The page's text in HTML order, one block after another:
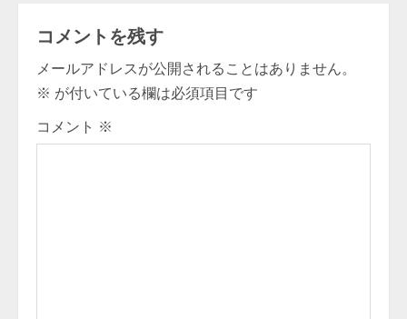
n
u
e
コメントを残す
メールアドレスが公開されることはありません。
※ が付いている欄は必須項目です
コメント ※